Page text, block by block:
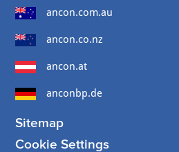
ancon.com.au
ancon.co.nz
ancon.at
anconbp.de
Sitemap
Cookie Settings